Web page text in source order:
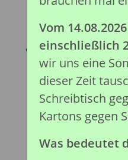
Vom
einschließlich
wir uns eine
dieser Zeit
Schreibtisch
Kartons gegen
Was bedeutet